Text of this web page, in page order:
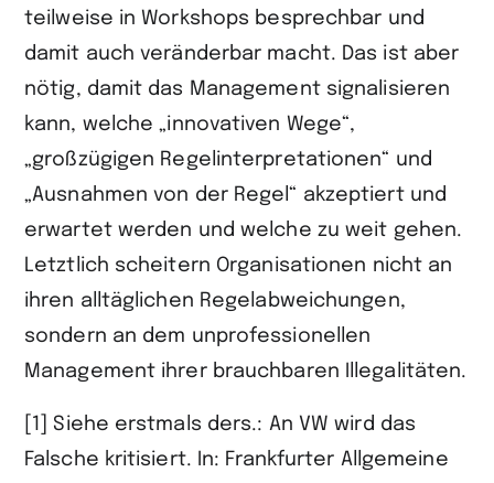
teilweise in Workshops besprechbar und
damit auch veränderbar macht. Das ist aber
nötig, damit das Management signalisieren
kann, welche „innovativen Wege“,
„großzügigen Regelinterpretationen“ und
„Ausnahmen von der Regel“ akzeptiert und
erwartet werden und welche zu weit gehen.
Letztlich scheitern Organisa­tionen nicht an
ihren alltäglichen Regelabweichungen,
sondern an dem unprofessionellen
Management ihrer brauchbaren Illegalitäten.
[1] Siehe erstmals ders.: An VW wird das
Falsche kritisiert. In: Frankfurter Allgemeine